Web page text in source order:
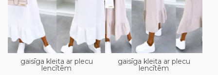
gaisīga kleita ar plecu
lencītēm
gaisīga kleita ar plecu
lencītēm